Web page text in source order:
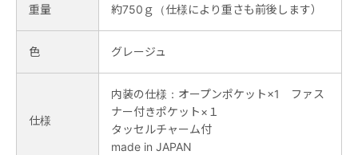
重量 約750ｇ（仕様により重さも前後します）
色 グレージュ
仕様
内装の仕様：オープンポケット×1 ファス
ナー付きポケット×１
タッセルチャーム付
made in JAPAN